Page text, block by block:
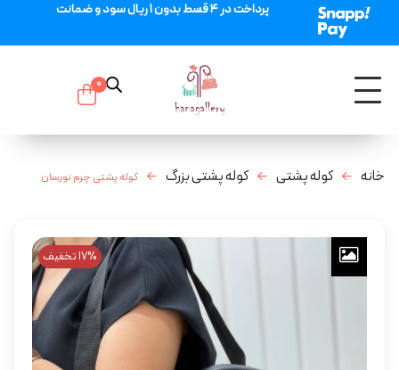
پرداخت در 4 قسط بدون 1 ریال سود و ضمانت
0
خانه کوله پشتی کوله پشتی بزرگ کوله پشتی چرم نورسان
17% تخفیف